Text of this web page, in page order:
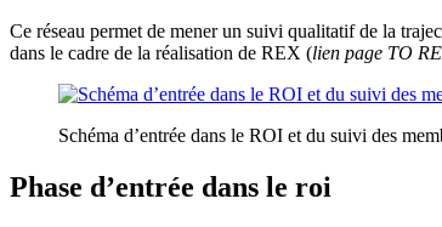
Ce réseau permet de mener un suivi qualitatif de la
dans le cadre de la réalisation de REX (lien page TO
Schéma d’entrée dans le ROI et du suivi des
Phase d’entrée dans le roi